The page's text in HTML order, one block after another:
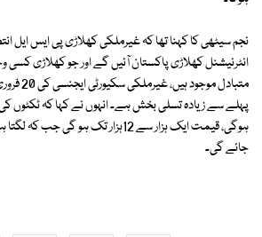
نجم سیٹھی کا کہنا تھا کہ غیرملکی کھلاڑی پی ایس ایل
انٹرنیشنل کھلاڑی پاکستان آئیں گے اور جو کھلاڑی کسی
متبادل
جائے گی۔